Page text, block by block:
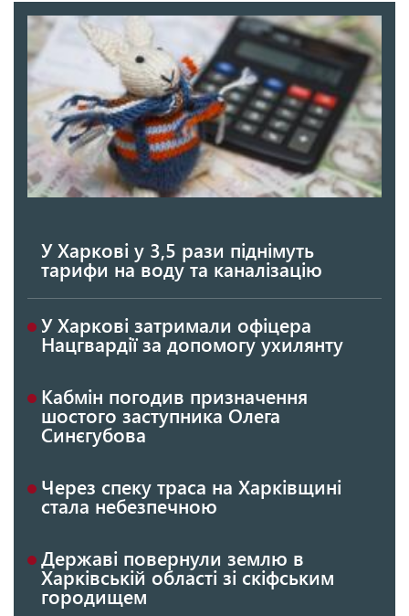
У Харкові у 3,5 рази піднімуть
тарифи на воду та каналізацію
У Харкові затримали офіцера
Нацгвардії за допомогу ухилянту
Кабмін погодив призначення
шостого заступника Олега
Синєгубова
Через спеку траса на Харківщині
стала небезпечною
Державі повернули землю в
Харківській області зі скіфським
городищем